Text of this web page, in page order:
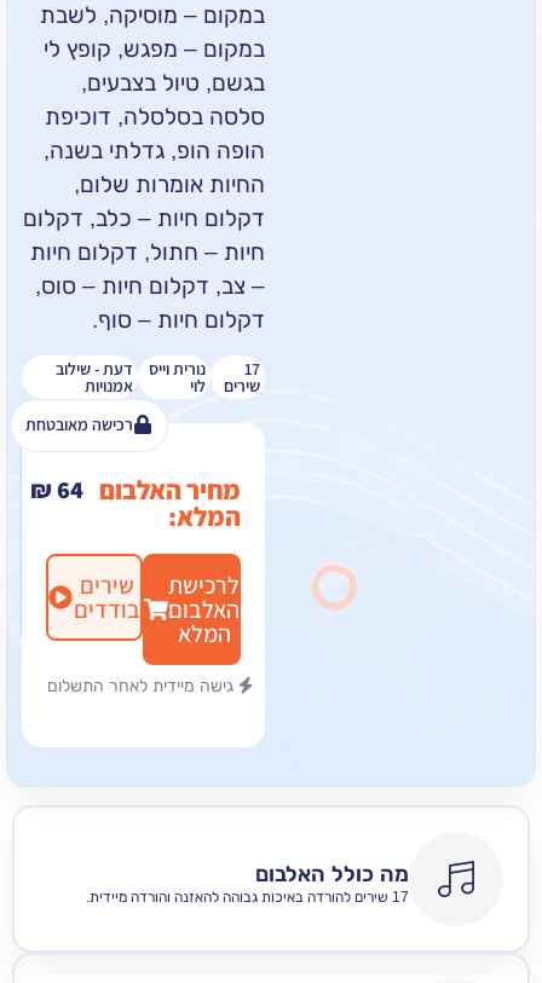
במקום – מוסיקה, לשבת
במקום – מפגש, קופץ לי
בגשם, טיול בצבעים,
סלסה בסלסלה, דוכיפת
הופה הופ, גדלתי בשנה,
החיות אומרות שלום,
דקלום חיות – כלב, דקלום
חיות – חתול, דקלום חיות
– צב, דקלום חיות – סוס,
דקלום חיות – סוף.
נורית וייס דעת - שילוב
אמנויות
מחיר האלבום ₪64
לרכישת
האלבום
שירים
בודדים
גישה מיידית לאחר התשלום
רכישה מאובטחת
מה כולל האלבום